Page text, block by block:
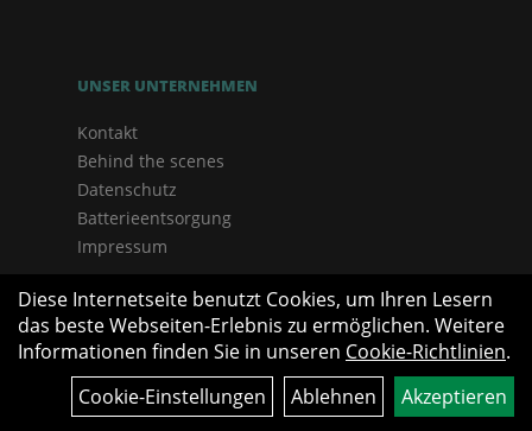
UNSER UNTERNEHMEN
Kontakt
Behind the scenes
Datenschutz
Batterieentsorgung
Impressum
Diese Internetseite benutzt Cookies, um Ihren Lesern
das beste Webseiten-Erlebnis zu ermöglichen. Weitere
Informationen finden Sie in unseren Cookie-Richtlinien.
Cookie-Einstellungen
Ablehnen Akzeptieren